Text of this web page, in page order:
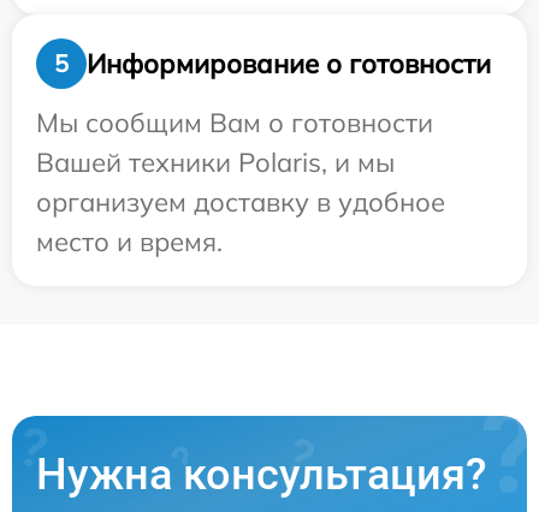
5
Информирование о готовности
Мы сообщим Вам о готовности
Вашей техники Polaris, и мы
организуем доставку в удобное
место и время.
Нужна консультация?